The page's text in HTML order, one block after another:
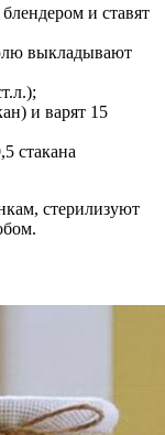
и ставят
выкладывают
и варят 15
стакана
стерилизуют